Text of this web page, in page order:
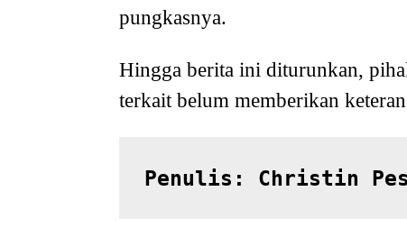
pungkasnya.
Hingga berita ini diturunkan,
terkait belum memberikan
Penulis: Christin